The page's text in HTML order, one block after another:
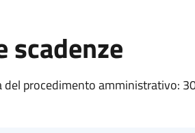
scadenze
del procedimento amministrativo: